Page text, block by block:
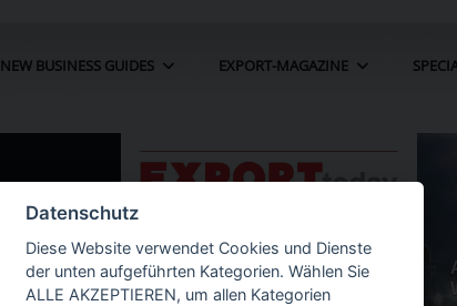
NEW BUSINESS GUIDES EXPORT-MAGAZINE
Datenschutz
Diese Website verwendet Cookies und Dienste
der unten aufgeführten Kategorien. Wählen Sie
ALLE AKZEPTIEREN, um allen Kategorien